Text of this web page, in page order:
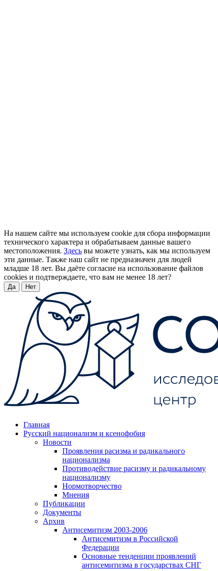
На нашем сайте мы используем cookie для сбора информации
технического характера и обрабатываем данные вашего
местоположения. Здесь вы можете узнать, как мы используем
эти данные. Также наш сайт не предназначен для людей
младше 18 лет. Вы даёте согласие на использование файлов
cookies и подтверждаете, что вам не менее 18 лет?
Да Нет
Главная
Русский национализм и ксенофобия
Новости
Проявления расизма и радикального
национализма
Противодействие расизму и радикальному
национализму
Нормотворчество
Мнения
Публикации
Документы
Архив
Антисемитизм 2003-2006
Антисемитизм в Российской
Федерации
Основные тенденции проявлений
антисемитизма в государствах СНГ